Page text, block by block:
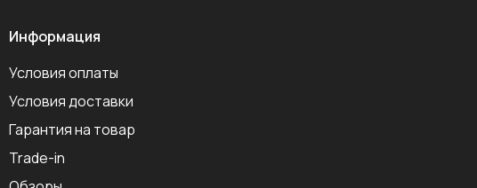
Информация
Условия оплаты
Условия доставки
Гарантия на товар
Trade-in